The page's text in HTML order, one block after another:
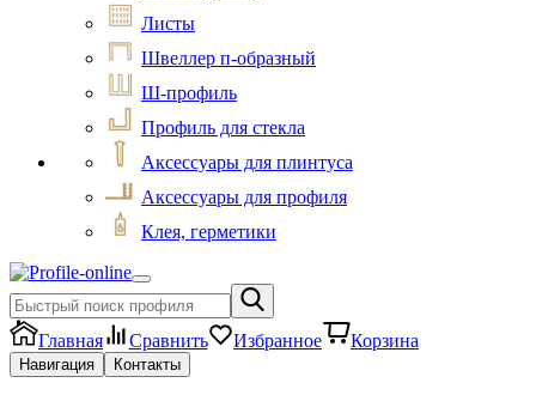
Листы
Швеллер п-образный
Ш-профиль
Профиль для стекла
Аксессуары для плинтуса
Аксессуары для профиля
Клея, герметики
Главная Сравнить Избранное Корзина
Навигация Контакты